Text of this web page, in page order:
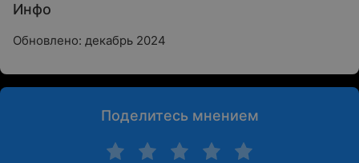
Инфо
Обновлено: декабрь 2024
Поделитесь мнением